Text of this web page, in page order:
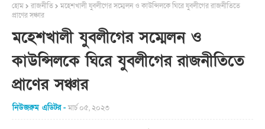
হোম রাজনীতি
মহেশখালী যুবলীগের সম্মেলন ও কাউন্সিলকে ঘিরে যুবলীগের রাজনীতিতে
প্রাণের সঞ্চার
মহেশখালী যুবলীগের সম্মেলন ও
কাউন্সিলকে ঘিরে যুবলীগের রাজনীতিতে
প্রাণের সঞ্চার
নিউজরুম এডিটর মার্চ ০৫, ২০২৩